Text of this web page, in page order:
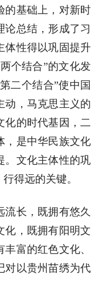
的基础上，对新时
论总结，形成了习
体性得以巩固提升
个结合”的文化发
二个结合”使中国
动，马克思主义的
化的时代基因，二
，是中华民族文化
。文化主体性的巩
得远的关键。
流长，既拥有悠久
化，既拥有阳明文
富的红色文化、
对以贵州苗绣为代